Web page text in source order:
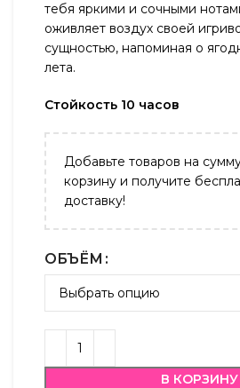
тебя яркими и сочными
оживляет воздух своей
сущностью, напоминая о
лета.
Стойкость 10 часов
Добавьте товаров на
корзину и получите
доставку!
ОБЪЁМ
В КОРЗИНУ